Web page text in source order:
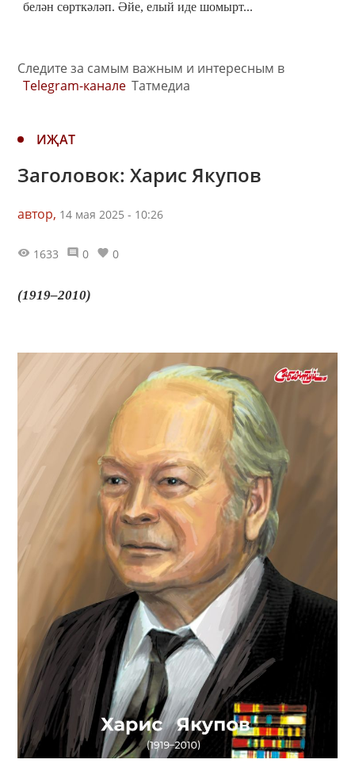
белән сөрткәләп. Әйе, елый иде шомырт...
Следите за самым важным и интересным в
Telegram-канале Татмедиа
ИҖАТ
Заголовок: Харис Якупов
автор, 14 мая 2025 - 10:26
1633 0 0
(1919–2010)